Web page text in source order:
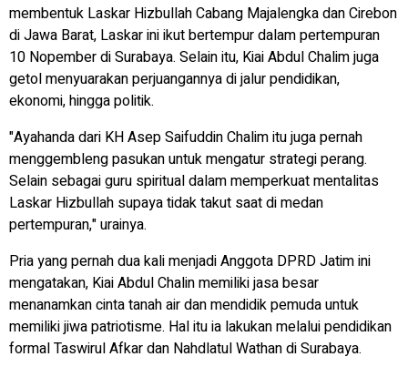
membentuk Laskar Hizbullah Cabang Majalengka dan Cirebon
di Jawa Barat, Laskar ini ikut bertempur dalam pertempuran
10 Nopember di Surabaya. Selain itu, Kiai Abdul Chalim juga
getol menyuarakan perjuangannya di jalur pendidikan,
ekonomi, hingga politik.
"Ayahanda dari KH Asep Saifuddin Chalim itu juga pernah
menggembleng pasukan untuk mengatur strategi perang.
Selain sebagai guru spiritual dalam memperkuat mentalitas
Laskar Hizbullah supaya tidak takut saat di medan
pertempuran," urainya.
Pria yang pernah dua kali menjadi Anggota DPRD Jatim ini
mengatakan, Kiai Abdul Chalin memiliki jasa besar
menanamkan cinta tanah air dan mendidik pemuda untuk
memiliki jiwa patriotisme. Hal itu ia lakukan melalui pendidikan
formal Taswirul Afkar dan Nahdlatul Wathan di Surabaya.